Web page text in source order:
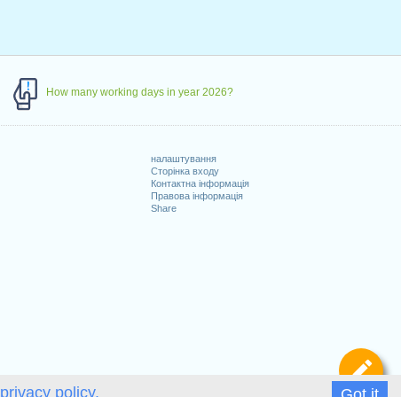
privacy policy.
How many working days in year 2026?
налаштування
Сторінка входу
Контактна інформація
Правова інформація
Share